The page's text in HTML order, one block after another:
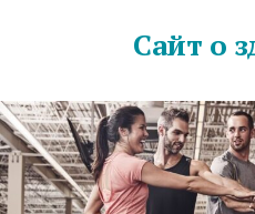
Сайт о